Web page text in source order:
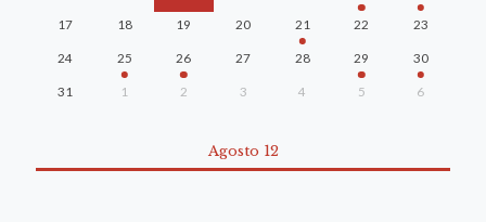
17 18 19 20 21 22 23
24 25 26 27 28 29 30
31 1 2 3 4 5 6
Agosto 12